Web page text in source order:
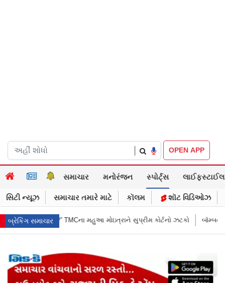
OPEN APP
સમાચાર મનોરંજન સ્પોર્ટ્સ લાઈફસ્ટાઈલ
સિટી ન્યૂઝ સમાચાર તમારે માટે કૉલમ શૉટ વિડિઓઝ
બ્રેકિંગ સમાચાર
સુપ્રીમ કોર્ટનો ઝટકો બૉમ્બની ધમકી બાદ મુંબઈમાં હાઈ ઍલર્ટ: શહેરની